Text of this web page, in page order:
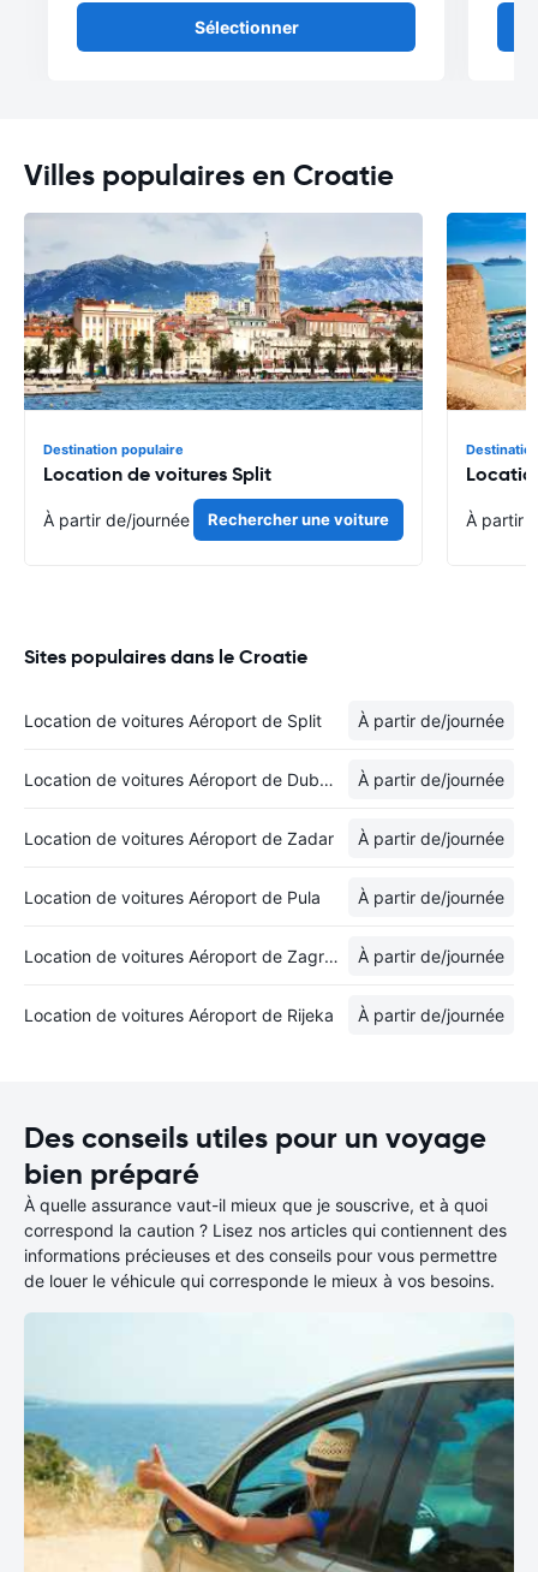
Sélectionner
Villes populaires en Croatie
Destination populaire
Location de voitures Split
À partir de/journée Rechercher une voiture À partir
Sites populaires dans le Croatie
Location de voitures Aéroport de Split À partir de/journée
Location de voitures Aéroport de Dubrovnik À partir de/journée
Location de voitures Aéroport de Zadar À partir de/journée
Location de voitures Aéroport de Pula À partir de/journée
Location de voitures Aéroport de Zagreb-Pleso À partir de/journée
Location de voitures Aéroport de Rijeka À partir de/journée
Des conseils utiles pour un voyage
bien préparé
À quelle assurance vaut-il mieux que je souscrive, et à quoi
correspond la caution ? Lisez nos articles qui contiennent des
informations précieuses et des conseils pour vous permettre
de louer le véhicule qui corresponde le mieux à vos besoins.